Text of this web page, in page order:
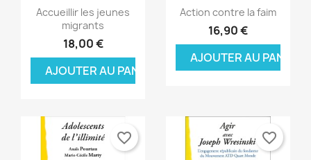
Aperçu rapide
Accueillir les jeunes
migrants
18,00 €
AJOUTER AU PANIER
Aperçu rapide
Action contre la faim
16,90 €
AJOUTER AU PANIER
favorite_border favorite_border